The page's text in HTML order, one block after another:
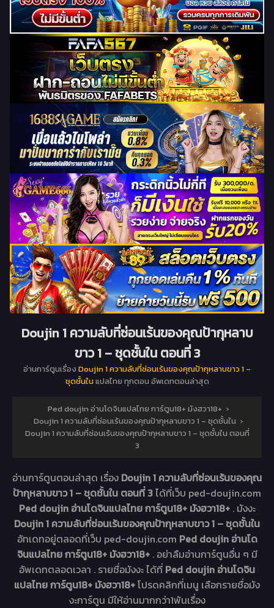
Doujin 1 ความลับที่ซ่อนเร้นของคุณป้ากุหลาบ
ขาว 1 – ชุดชั้นใน ตอนที่ 3
อ่านการ์ตูนเรื่อง Doujin 1 ความลับที่ซ่อนเร้นของคุณป้ากุหลาบขาว 1 –
ชุดชั้นในแปลไทย ทุกตอน อัพเดทตอนล่าสุด
Ped doujin อ่านโดจินแปลไทย การ์ตูน18+ มังฮวา18+ ›
Doujin 1 ความลับที่ซ่อนเร้นของคุณป้ากุหลาบขาว 1 – ชุดชั้นใน ›
Doujin 1 ความลับที่ซ่อนเร้นของคุณป้ากุหลาบขาว 1 – ชุดชั้นใน ตอนที่
3
อ่านการ์ตูนตอนล่าสุด เรื่อง Doujin 1 ความลับที่ซ่อนเร้นของคุณ
ป้ากุหลาบขาว 1 – ชุดชั้นใน ตอนที่ 3ได้ที่เว็บ ped-doujin.com
Ped doujin อ่านโดจินแปลไทย การ์ตูน18+ มังฮวา18+ . มังงะ
Doujin 1 ความลับที่ซ่อนเร้นของคุณป้ากุหลาบขาว 1 – ชุดชั้นใน
อัทเดทอยู่ตลอดที่เว็บ ped-doujin.com Ped doujin อ่านโด
จินแปลไทย การ์ตูน18+ มังฮวา18+ . อย่าลืมอ่านการ์ตูนอื่น ๆ มี
อัพเดทตลอดเวลา . รายชื่อมังงะ ได้ที่ Ped doujin อ่านโดจิน
แปลไทย การ์ตูน18+ มังฮวา18+โปรดคลิกที่เมนู เลือกรายชื่อมัง
งะการ์ตูน มีให้อ่านมากกว่า1พันเรื่อง